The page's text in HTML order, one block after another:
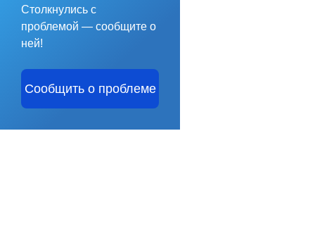
Столкнулись с
проблемой — сообщите о
ней!
Сообщить о проблеме